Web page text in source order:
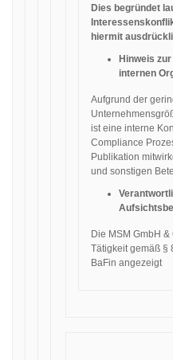
Dies begründet
hiermit
Hinweis
internen
Aufgrund der
ist eine interne
Compliance
Publikation
und sonstigen
Die MSM GmbH
Tätigkeit gemäß §
BaFin angezeigt